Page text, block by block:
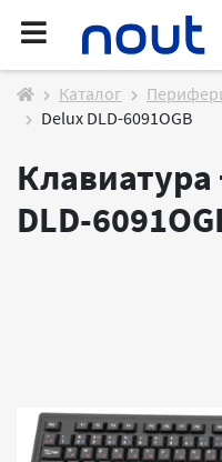
Каталог
Delux DLD-6091OGB
DLD-